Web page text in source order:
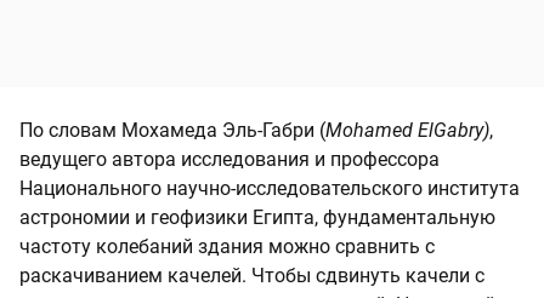
По словам Мохамеда Эль-Габри (Mohamed ElGabry),
ведущего автора исследования и профессора
Национального научно-исследовательского института
астрономии и геофизики Египта, фундаментальную
частоту колебаний здания можно сравнить с
раскачиванием качелей. Чтобы сдвинуть качели с